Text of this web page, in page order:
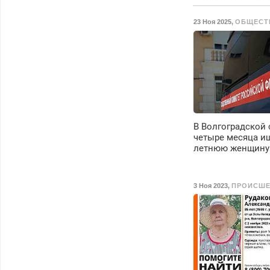
23 Ноя 2025,
В Волгоградской
четыре месяца
летнюю женщину
3 Ноя 2023,